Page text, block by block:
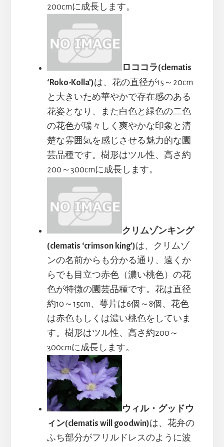
200cmに成長します。
ロココラ(clematis
‘Roko-Kolla’)は、花の直径が15～20cm
と大きいため華やかで存在感のある
花姿となり、また白色と緑色の二色
の花色が瑞々しく爽やかな印象と清
楚な雰囲気を感じさせる魅力的な園
芸品種です。樹形はツル性、高さ約
200～300cmに成長します。
クリムゾンキング
(clematis ‘crimson king’)は、クリムゾ
ンの名前からも分かる通り、遠くか
らでも目立つ赤色（濃い桃色）の花
色が特徴の園芸品種です。花は直径
約10～15cm、萼片は6個～8個、花色
は赤色もしくは濃い桃色をしていま
す。樹形はツル性、高さ約200～
300cmに成長します。
ウィル・グッドウ
ィン(clematis will goodwin)は、花弁の
ふち部分がフリルドレスのように波